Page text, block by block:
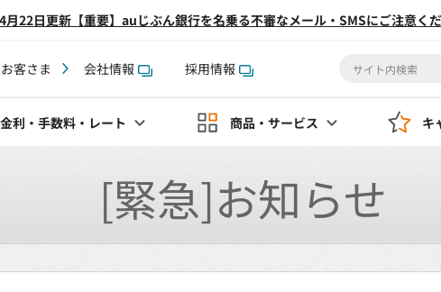
4月22日更新【重要】auじぶん銀行を名乗る不審なメール・SMSにご注意く
客さま 会社情報 採用情報
金利・手数料・レート 商品・サービス キ
[緊急]お知らせ